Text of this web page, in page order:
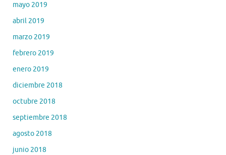
mayo 2019
abril 2019
marzo 2019
febrero 2019
enero 2019
diciembre 2018
octubre 2018
septiembre 2018
agosto 2018
junio 2018